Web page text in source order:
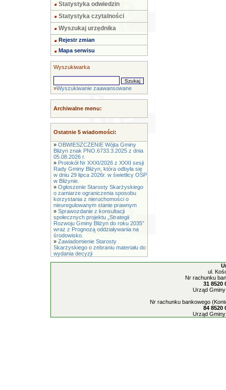
Statystyka odwiedzin
Statystyka czytalności
Wyszukaj urzędnika
Rejestr zmian
Mapa serwisu
Wyszukiwarka
»Wyszukiwanie zaawansowane
Archiwalne menu:
Ostatnie 5 wiadomości:
» OBWIESZCZENIE Wójta Gminy
Bliżyn znak PNO.6733.3.2025 z dnia
05.08.2026 r.
» Protokół Nr XXXI/2026 z XXXI sesji
Rady Gminy Bliżyn, która odbyła się
w dniu 29 lipca 2026r. w świetlicy OSP
w Bliżynie.
» Ogłoszenie Starosty Skarżyskiego
o zamiarze ograniczenia sposobu
korzystania z nieruchomości o
nieuregulowanym stanie prawnym
» Sprawozdanie z konsultacji
społecznych projektu „Strategii
Rozwoju Gminy Bliżyn do roku 2035”
wraz z Prognozą oddziaływania na
środowisko.
» Zawiadomienie Starosty
Skarżyskiego o zebraniu materiału do
wydania decyzji
ul.
Nr rachunku
31 8520
Urząd
Nr rachunku bankowego
84 8520
Urząd